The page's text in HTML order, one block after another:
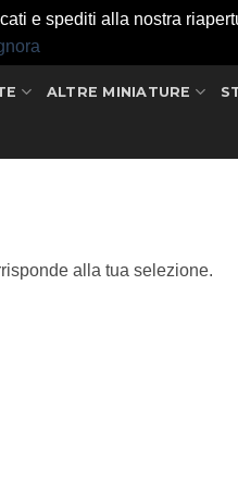
e spediti alla nostra
ALTRE MINIATURE
alla tua selezione.